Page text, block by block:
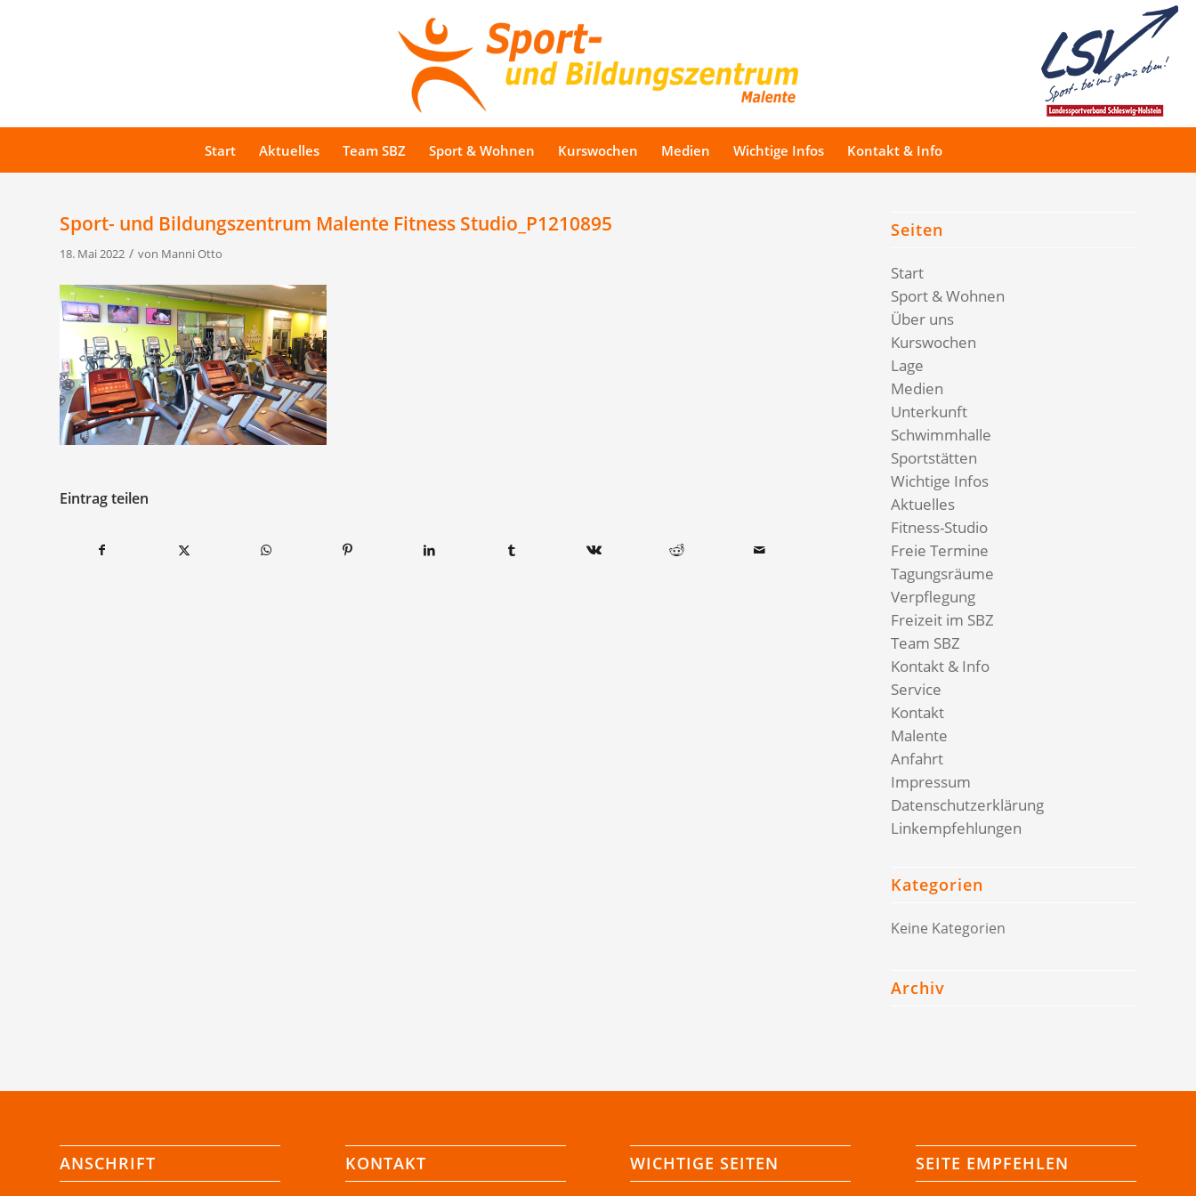
Start Aktuelles Team SBZ Sport & Wohnen Kurswochen Medien Wichtige Infos Kontakt & Info
Sport- und Bildungszentrum Malente Fitness Studio_P1210895
18. Mai 2022 / von Manni Otto
Eintrag teilen
Seiten
Start
Sport & Wohnen
Über uns
Kurswochen
Lage
Medien
Unterkunft
Schwimmhalle
Sportstätten
Wichtige Infos
Aktuelles
Fitness-Studio
Freie Termine
Tagungsräume
Verpflegung
Freizeit im SBZ
Team SBZ
Kontakt & Info
Service
Kontakt
Malente
Anfahrt
Impressum
Datenschutzerklärung
Linkempfehlungen
Kategorien
Keine Kategorien
Archiv
ANSCHRIFT KONTAKT WICHTIGE SEITEN SEITE EMPFEHLEN